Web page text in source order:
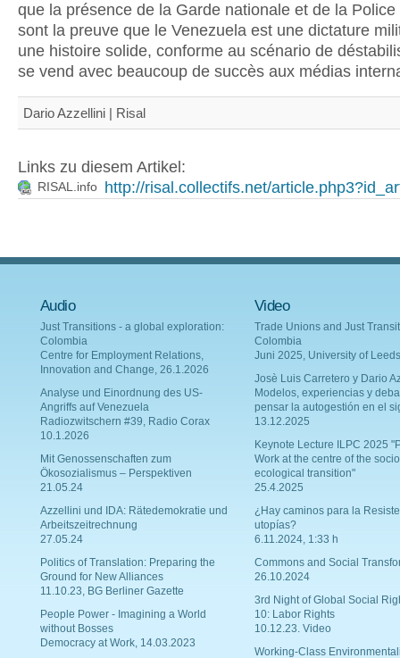
que la présence de la Garde nationale et de la Police
sont la preuve que le Venezuela est une dictature
une histoire solide, conforme au scénario de
se vend avec beaucoup de succès aux médias
Dario Azzellini | Risal
Links zu diesem Artikel:
RISAL.info http://risal.collectifs.net/
Audio
Just Transitions - a global exploration:
Colombia
Centre for Employment Relations,
Innovation and Change, 26.1.2026
Analyse und Einordnung des US-
Angriffs auf Venezuela
Radiozwitschern #39, Radio Corax
10.1.2026
Mit Genossenschaften zum
Ökosozialismus – Perspektiven
21.05.24
Azzellini und IDA: Rätedemokratie und
Arbeitszeitrechnung
27.05.24
Politics of Translation: Preparing the
Ground for New Alliances
11.10.23, BG Berliner Gazette
People Power - Imagining a World
without Bosses
Democracy at Work, 14.03.2023
Video
Trade Unions and Just
Colombia
Juni 2025, University of Leeds
Josè Luis Carretero y Dario
Modelos, experiencias y
pensar la autogestión en el
13.12.2025
Keynote Lecture ILPC 2025
Work at the centre of the
ecological transition"
25.4.2025
¿Hay caminos para la
utopías?
6.11.2024, 1:33 h
Commons and Social
26.10.2024
3rd Night of Global Social
10: Labor Rights
10.12.23. Video
Working-Class